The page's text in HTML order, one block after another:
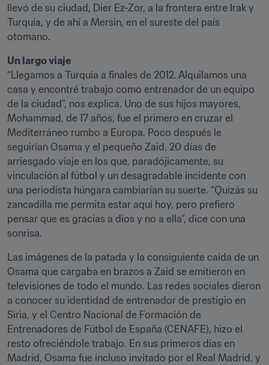
llevó de su ciudad, Dier Ez-Zor, a la frontera entre Irak y
Turquía, y de ahí a Mersin, en el sureste del país
otomano.
Un largo viaje
“Llegamos a Turquía a finales de 2012. Alquilamos una
casa y encontré trabajo como entrenador de un equipo
de la ciudad”, nos explica. Uno de sus hijos mayores,
Mohammad, de 17 años, fue el primero en cruzar el
Mediterráneo rumbo a Europa. Poco después le
seguirían Osama y el pequeño Zaid. 20 días de
arriesgado viaje en los que, paradójicamente, su
vinculación al fútbol y un desagradable incidente con
una periodista húngara cambiarían su suerte. “Quizás su
zancadilla me permita estar aquí hoy, pero prefiero
pensar que es gracias a dios y no a ella”, dice con una
sonrisa.
Las imágenes de la patada y la consiguiente caída de un
Osama que cargaba en brazos a Zaid se emitieron en
televisiones de todo el mundo. Las redes sociales dieron
a conocer su identidad de entrenador de prestigio en
Siria, y el Centro Nacional de Formación de
Entrenadores de Fútbol de España (CENAFE), hizo el
resto ofreciéndole trabajo. En sus primeros días en
Madrid, Osama fue incluso invitado por el Real Madrid, y